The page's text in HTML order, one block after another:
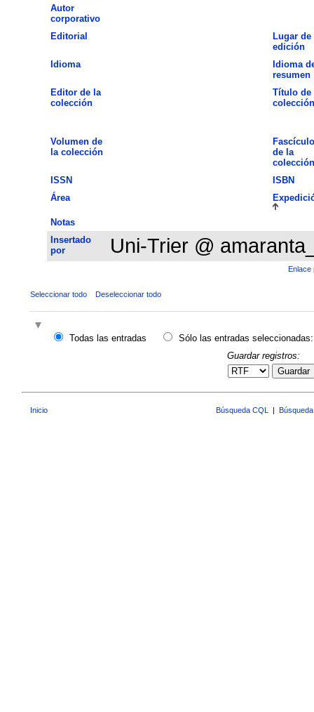
Autor
corporativo
Editorial
Lugar de
edición
Idioma
Idioma
resumen
Editor de la
colección
Título de
colección
Volumen de
la colección
Fascículo
de la
colección
ISSN
ISBN
Área
Notas
Insertado
por
Uni-Trier @
Enlace
Seleccionar todo Deseleccionar todo
Todas las entradas
Sólo las entradas seleccionadas:
Guardar registros:
Guardar
Inicio Búsqueda CQL